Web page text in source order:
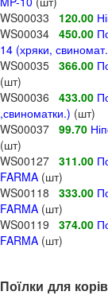
WS00033 120.00
WS00034 450.00
14 (хряки,
WS00035 366.00
(шт)
WS00036 433.00
,свиноматки.) (шт)
WS00037 99.70
(шт)
WS00127 311.00
FARMA (шт)
WS00118 333.00
FARMA (шт)
WS00119 374.00
FARMA (шт)
Поїлки для